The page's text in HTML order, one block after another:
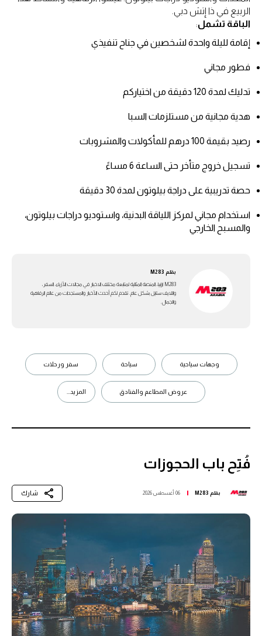
الربيع في ذا إتش دبي.
الباقة تشمل:
إقامة لليلة واحدة لشخصين في جناح تنفيذي
فطور مجاني
تدليك لمدة 120 دقيقة من اختياركم
هدية مجانية من مستلزمات السبا
رصيد بقيمة 100 درهم للمأكولات والمشروبات
تسجيل خروج متأخر حتى الساعة 6 مساءً
حصة تدريبية على دراجة بيلوتون لمدة 30 دقيقة
استخدام مجاني لمركز اللياقة البدنية، واستوديو دراجات بيلوتون،
والمسبح الخارجي
بقلم M283
M283 ارابيا، المنصة المثالية لمتابعة مختلف الاخبار في مجالات الأزياء، السفر،
واللايف ستايل بشكل عام. تقدم لكم أحدث الأخبار والمستجدات من عالم الرفاهية
والجمال.
وجهات سياحية سياحة سفر ورحلات
عروض المطاعم والفنادق المزيد...
فُتِح باب الحجوزات
بقلم M283 06 أغسطس 2026 شارك